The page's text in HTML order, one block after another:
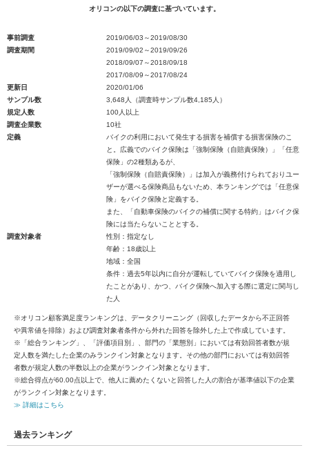
オリコンの以下の調査に基づいています。
事前調査
2019/06/03～2019/08/30
調査期間
2019/09/02～2019/09/26
2018/09/07～2018/09/18
2017/08/09～2017/08/24
更新日
2020/01/06
サンプル数
3,648人（調査時サンプル数4,185人）
規定人数
100人以上
調査企業数
10社
定義
バイクの利用において発生する損害を補償する損害保険のこ
と。広義でのバイク保険は「強制保険（自賠責保険）」「任意
保険」の2種類あるが、
「強制保険（自賠責保険）」は加入が義務付けられておりユー
ザーが選べる保険商品もないため、本ランキングでは「任意保
険」をバイク保険と定義する。
また、「自動車保険のバイクの補償に関する特約」はバイク保
険には当たらないこととする。
調査対象者
性別：指定なし
年齢：18歳以上
地域：全国
条件：過去5年以内に自分が運転していてバイク保険を適用し
たことがあり、かつ、バイク保険へ加入する際に選定に関与し
た人
※オリコン顧客満足度ランキングは、データクリーニング（回収したデータから不正回答
や異常値を排除）および調査対象者条件から外れた回答を除外した上で作成しています。
※「総合ランキング」、「評価項目別」、部門の「業態別」においては有効回答者数が規
定人数を満たした企業のみランクイン対象となります。その他の部門においては有効回答
者数が規定人数の半数以上の企業がランクイン対象となります。
※総合得点が60.00点以上で、他人に薦めたくないと回答した人の割合が基準値以下の企業
がランクイン対象となります。
≫ 詳細はこちら
過去ランキング